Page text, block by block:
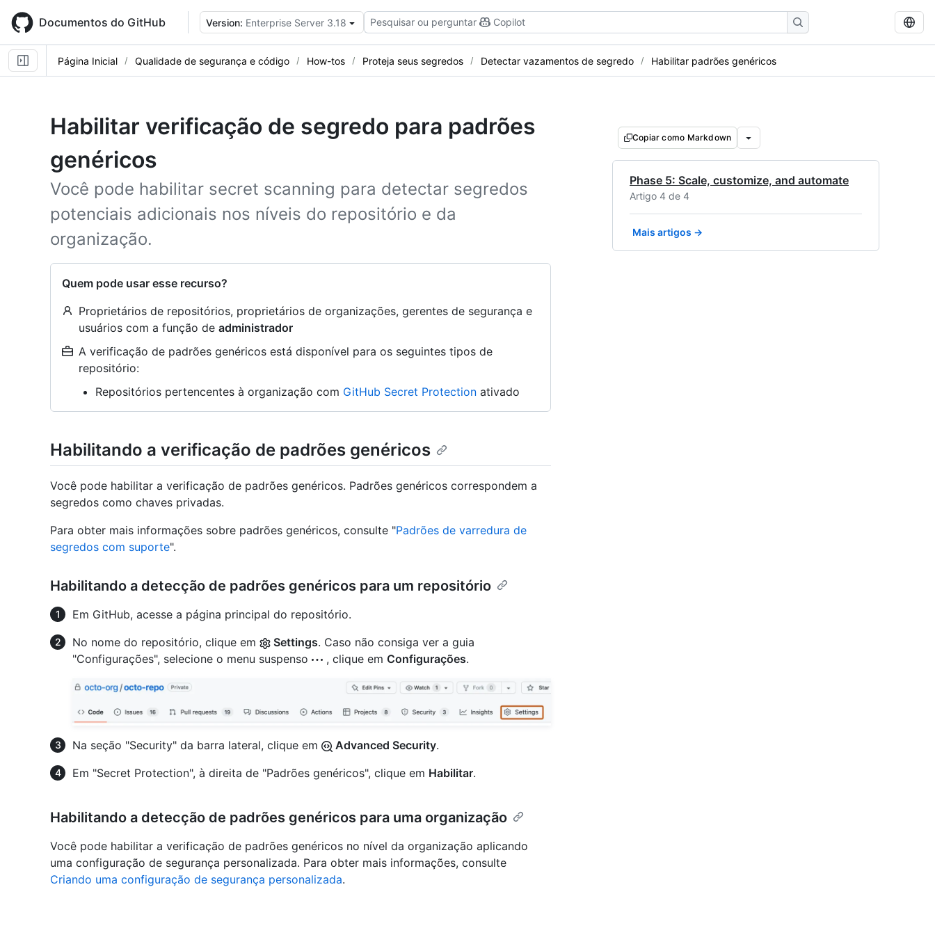
main
content
Documentos do GitHub Version: Enterprise Server 3.18 Pesquisar ou perguntar Copilot
Página Inicial Qualidade de segurança e código How-tos Proteja seus segredos Detectar vazamentos de segredo Habilitar padrões genéricos
Habilitar verificação de segredo para padrões
genéricos
Você pode habilitar secret scanning para detectar segredos
potenciais adicionais nos níveis do repositório e da
organização.
Quem pode usar esse recurso?
Proprietários de repositórios, proprietários de organizações, gerentes de segurança e
usuários com a função de administrador
A verificação de padrões genéricos está disponível para os seguintes tipos de
repositório:
Repositórios pertencentes à organização com GitHub Secret Protection ativado
Copiar como Markdown
Phase 5: Scale, customize, and automate
Artigo 4 de 4
Mais artigos →
Habilitando a verificação de padrões genéricos
Você pode habilitar a verificação de padrões genéricos. Padrões genéricos correspondem a
segredos como chaves privadas.
Para obter mais informações sobre padrões genéricos, consulte "Padrões de varredura de
segredos com suporte".
Habilitando a detecção de padrões genéricos para um repositório
Em GitHub, acesse a página principal do repositório.
No nome do repositório, clique em
Settings. Caso não consiga ver a guia
"Configurações", selecione o menu suspenso
, clique em Configurações.
Na seção "Security" da barra lateral, clique em Advanced Security.
Em "Secret Protection", à direita de "Padrões genéricos", clique em Habilitar.
Habilitando a detecção de padrões genéricos para uma organização
Você pode habilitar a verificação de padrões genéricos no nível da organização aplicando
uma configuração de segurança personalizada. Para obter mais informações, consulte
Criando uma configuração de segurança personalizada.